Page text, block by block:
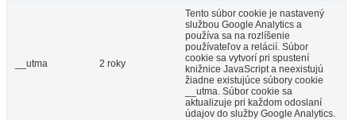
__utma 2 roky
Tento súbor cookie je nastavený
službou Google Analytics a
používa sa na rozlíšenie
používateľov a relácií. Súbor
cookie sa vytvorí pri spustení
knižnice JavaScript a neexistujú
žiadne existujúce súbory cookie
__utma. Súbor cookie sa
aktualizuje pri každom odoslaní
údajov do služby Google Analytics.